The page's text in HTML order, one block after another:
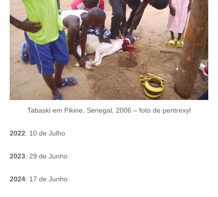
Tabaski em Pikine, Senegal, 2006 – foto de pentrexyl
2022: 10 de Julho
2023: 29 de Junho
2024: 17 de Junho